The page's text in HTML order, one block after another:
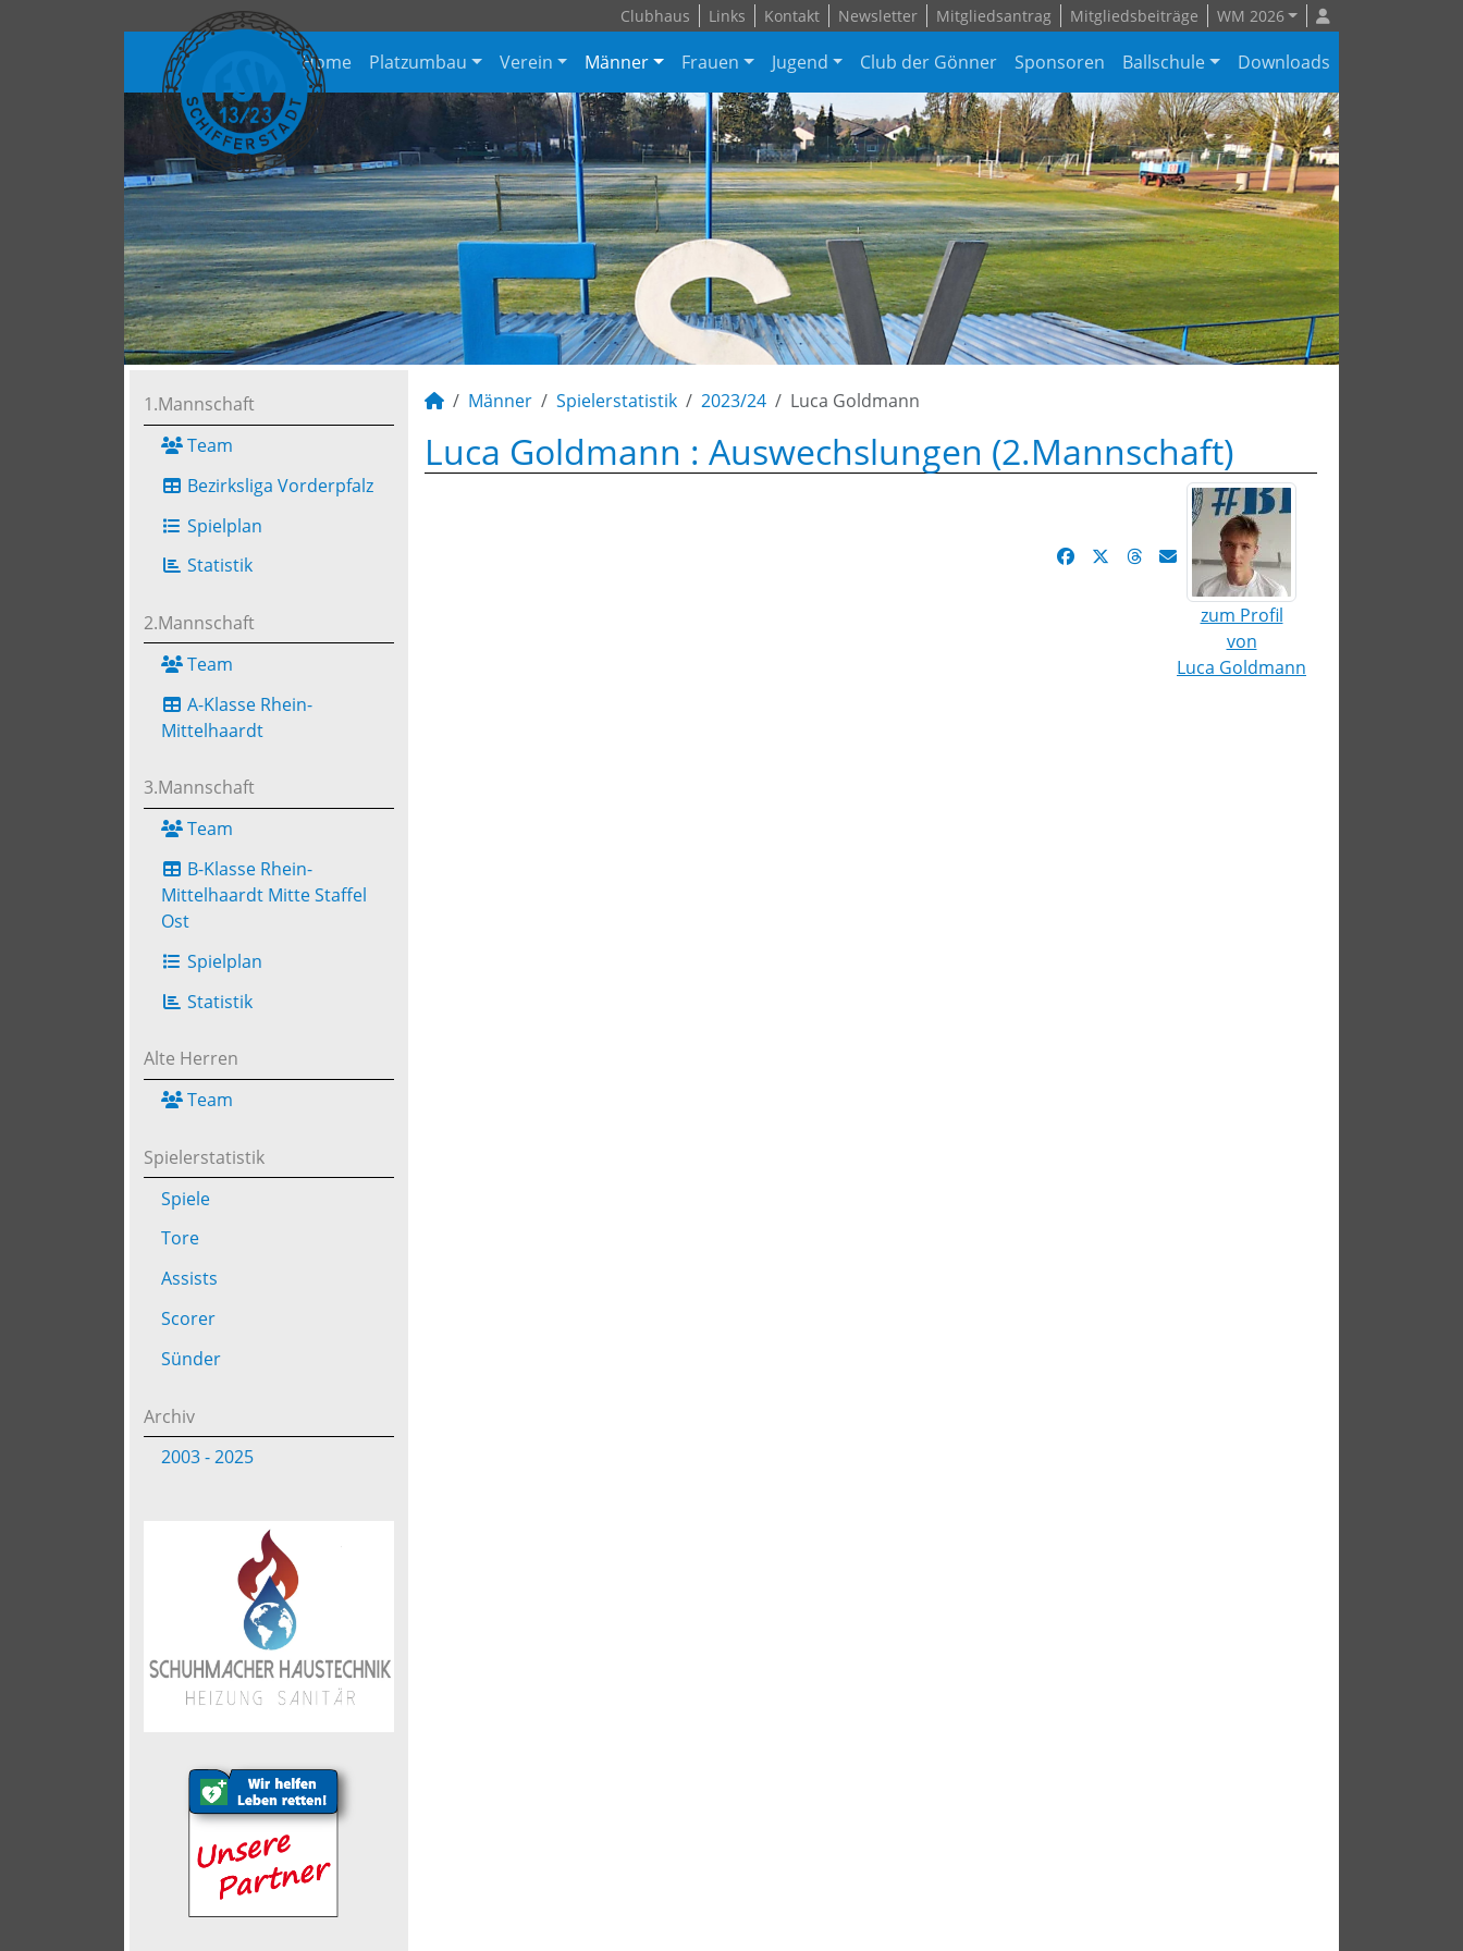
Clubhaus Links Kontakt Newsletter Mitgliedsantrag Mitgliedsbeiträge WM 2026
Home Platzumbau Verein Männer Frauen Jugend Club der Gönner Sponsoren Ballschule Downloads
1.Mannschaft
Team
Bezirksliga Vorderpfalz
Spielplan
Statistik
2.Mannschaft
Team
A-Klasse Rhein-
Mittelhaardt
3.Mannschaft
Team
B-Klasse Rhein-
Mittelhaardt Mitte Staffel
Ost
Spielplan
Statistik
Alte Herren
Team
Spielerstatistik
Spiele
Tore
Assists
Scorer
Sünder
Archiv
2003 - 2025
Männer Spielerstatistik 2023/24 Luca Goldmann
Luca Goldmann : Auswechslungen (2.Mannschaft)
zum Profil
von
Luca Goldmann